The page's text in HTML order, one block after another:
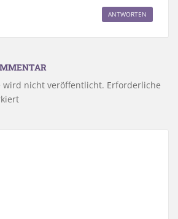
ANTWORTEN
wird nicht veröffentlicht. Erforderliche